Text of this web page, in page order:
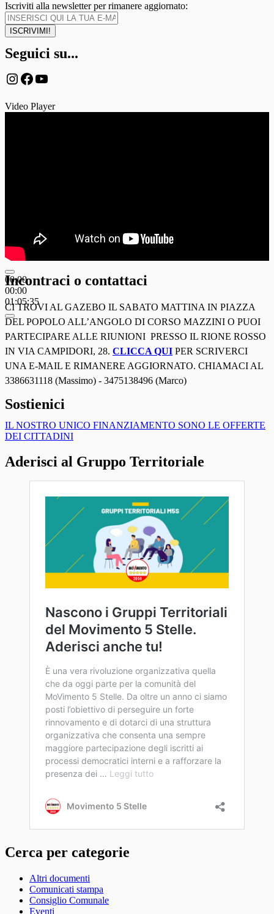
Iscriviti alla newsletter per rimanere aggiornato:
Seguici su...
Instagram
Facebook
YouTube
Video Player
00:00
00:00
01:05:35
Incontraci o contattaci
CI TROVI AL GAZEBO IL SABATO MATTINA IN PIAZZA
DEL POPOLO ALL’ANGOLO DI CORSO MAZZINI O PUOI
PARTECIPARE ALLE RIUNIONI PRESSO IL RIONE ROSSO
IN VIA CAMPIDORI, 28. CLICCA QUI PER SCRIVERCI
UNA E-MAIL E RIMANERE AGGIORNATO. CHIAMACI AL
3386631118 (Massimo) - 3475138496 (Marco)
Sostienici
IL NOSTRO UNICO FINANZIAMENTO SONO LE OFFERTE
DEI CITTADINI
Aderisci al Gruppo Territoriale
Cerca per categorie
Altri documenti
Comunicati stampa
Consiglio Comunale
Eventi